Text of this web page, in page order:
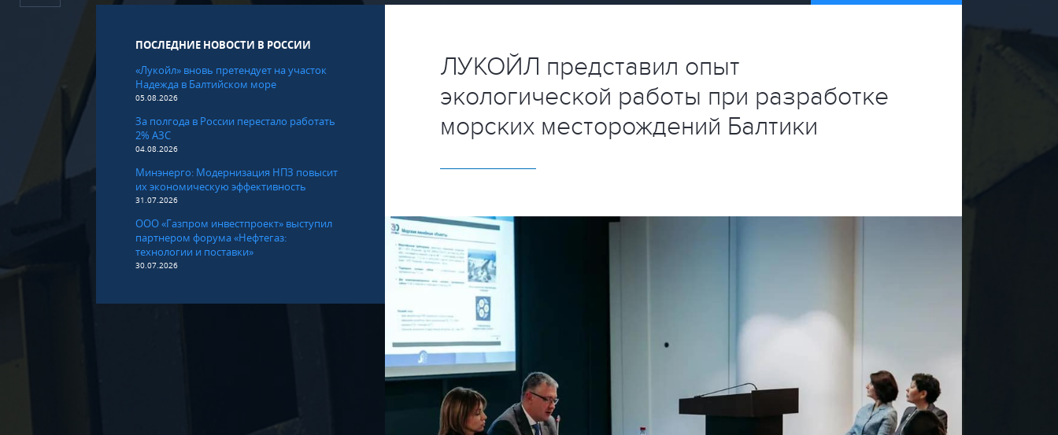
ПОСЛЕДНИЕ НОВОСТИ В РОССИИ
«Лукойл» вновь претендует на участок
Надежда в Балтийском море
05.08.2026
За полгода в России перестало работать
2% АЗС
04.08.2026
Минэнерго: Модернизация НПЗ повысит
их экономическую эффективность
31.07.2026
ООО «Газпром инвестпроект» выступил
партнером форума «Нефтегаз:
технологии и поставки»
30.07.2026
ЛУКОЙЛ представил опыт
экологической работы при разработке
морских месторождений Балтики